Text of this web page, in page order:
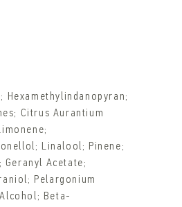
Hexamethylindanopyran;
Citrus Aurantium
Linalool; Pinene;
Acetate;
Pelargonium
Beta-